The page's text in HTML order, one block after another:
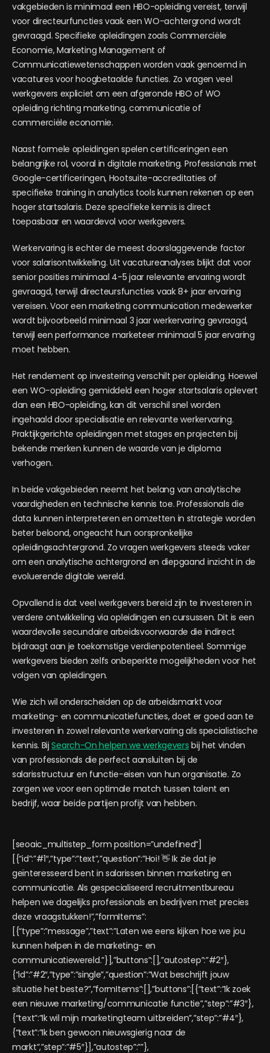
vakgebieden is minimaal een HBO-opleiding vereist, terwijl
voor directeurfuncties vaak een WO-achtergrond wordt
gevraagd. Specifieke opleidingen zoals Commerciële
Economie, Marketing Management of
Communicatiewetenschappen worden vaak genoemd in
vacatures voor hoogbetaalde functies. Zo vragen veel
werkgevers expliciet om een afgeronde HBO of WO
opleiding richting marketing, communicatie of
commerciële economie.
Naast formele opleidingen spelen certificeringen een
belangrijke rol, vooral in digitale marketing. Professionals met
Google-certificeringen, Hootsuite-accreditaties of
specifieke training in analytics tools kunnen rekenen op een
hoger startsalaris. Deze specifieke kennis is direct
toepasbaar en waardevol voor werkgevers.
Werkervaring is echter de meest doorslaggevende factor
voor salarisontwikkeling. Uit vacatureanalyses blijkt dat voor
senior posities minimaal 4-5 jaar relevante ervaring wordt
gevraagd, terwijl directeursfuncties vaak 8+ jaar ervaring
vereisen. Voor een marketing communication medewerker
wordt bijvoorbeeld minimaal 3 jaar werkervaring gevraagd,
terwijl een performance marketeer minimaal 5 jaar ervaring
moet hebben.
Het rendement op investering verschilt per opleiding. Hoewel
een WO-opleiding gemiddeld een hoger startsalaris oplevert
dan een HBO-opleiding, kan dit verschil snel worden
ingehaald door specialisatie en relevante werkervaring.
Praktijkgerichte opleidingen met stages en projecten bij
bekende merken kunnen de waarde van je diploma
verhogen.
In beide vakgebieden neemt het belang van analytische
vaardigheden en technische kennis toe. Professionals die
data kunnen interpreteren en omzetten in strategie worden
beter beloond, ongeacht hun oorspronkelijke
opleidingsachtergrond. Zo vragen werkgevers steeds vaker
om een analytische achtergrond en diepgaand inzicht in de
evoluerende digitale wereld.
Opvallend is dat veel werkgevers bereid zijn te investeren in
verdere ontwikkeling via opleidingen en cursussen. Dit is een
waardevolle secundaire arbeidsvoorwaarde die indirect
bijdraagt aan je toekomstige verdienpotentieel. Sommige
werkgevers bieden zelfs onbeperkte mogelijkheden voor het
volgen van opleidingen.
Wie zich wil onderscheiden op de arbeidsmarkt voor
marketing- en communicatiefuncties, doet er goed aan te
investeren in zowel relevante werkervaring als specialistische
kennis. BijSearch-On helpen we werkgevers bij het vinden
van professionals die perfect aansluiten bij de
salarisstructuur en functie-eisen van hun organisatie. Zo
zorgen we voor een optimale match tussen talent en
bedrijf, waar beide partijen profijt van hebben.
[seoaic_multistep_form position=”undefined”]
[{“id”:”#1″,”type”:”text”,”question”:”Hoi! 👋 Ik zie dat je
geïnteresseerd bent in salarissen binnen marketing en
communicatie. Als gespecialiseerd recruitmentbureau
helpen we dagelijks professionals en bedrijven met precies
deze vraagstukken!”,”formItems”:
[{“type”:”message”,”text”:”Laten we eens kijken hoe we jou
kunnen helpen in de marketing- en
communicatiewereld.”}],”buttons”:[],”autostep”:”#2″},
{“id”:”#2″,”type”:”single”,”question”:”Wat beschrijft jouw
situatie het beste?”,”formItems”:[],”buttons”:[{“text”:”Ik zoek
een nieuwe marketing/communicatie functie”,”step”:”#3″},
{“text”:”Ik wil mijn marketingteam uitbreiden”,”step”:”#4″},
{“text”:”Ik ben gewoon nieuwsgierig naar de
markt”,”step”:”#5″}],”autostep”:””},